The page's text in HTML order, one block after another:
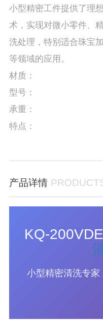
小型精密工件提供了理
术，实现对微小零件、
洗处理，特别适合珠宝
等领域的应用。
材质：
型号：
承重：
特点：
产品详情
KQ-
小型精密清洗专